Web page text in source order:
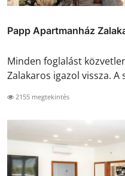
Papp Apartmanház
Minden foglalást
Zalakaros igazol vissza. A
2155 megtekintés